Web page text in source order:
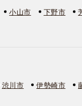
小山市 下野市
渋川市 伊勢崎市